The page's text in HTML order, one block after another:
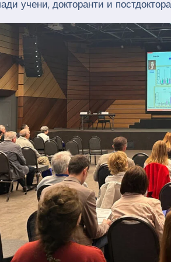
учени, докторанти и